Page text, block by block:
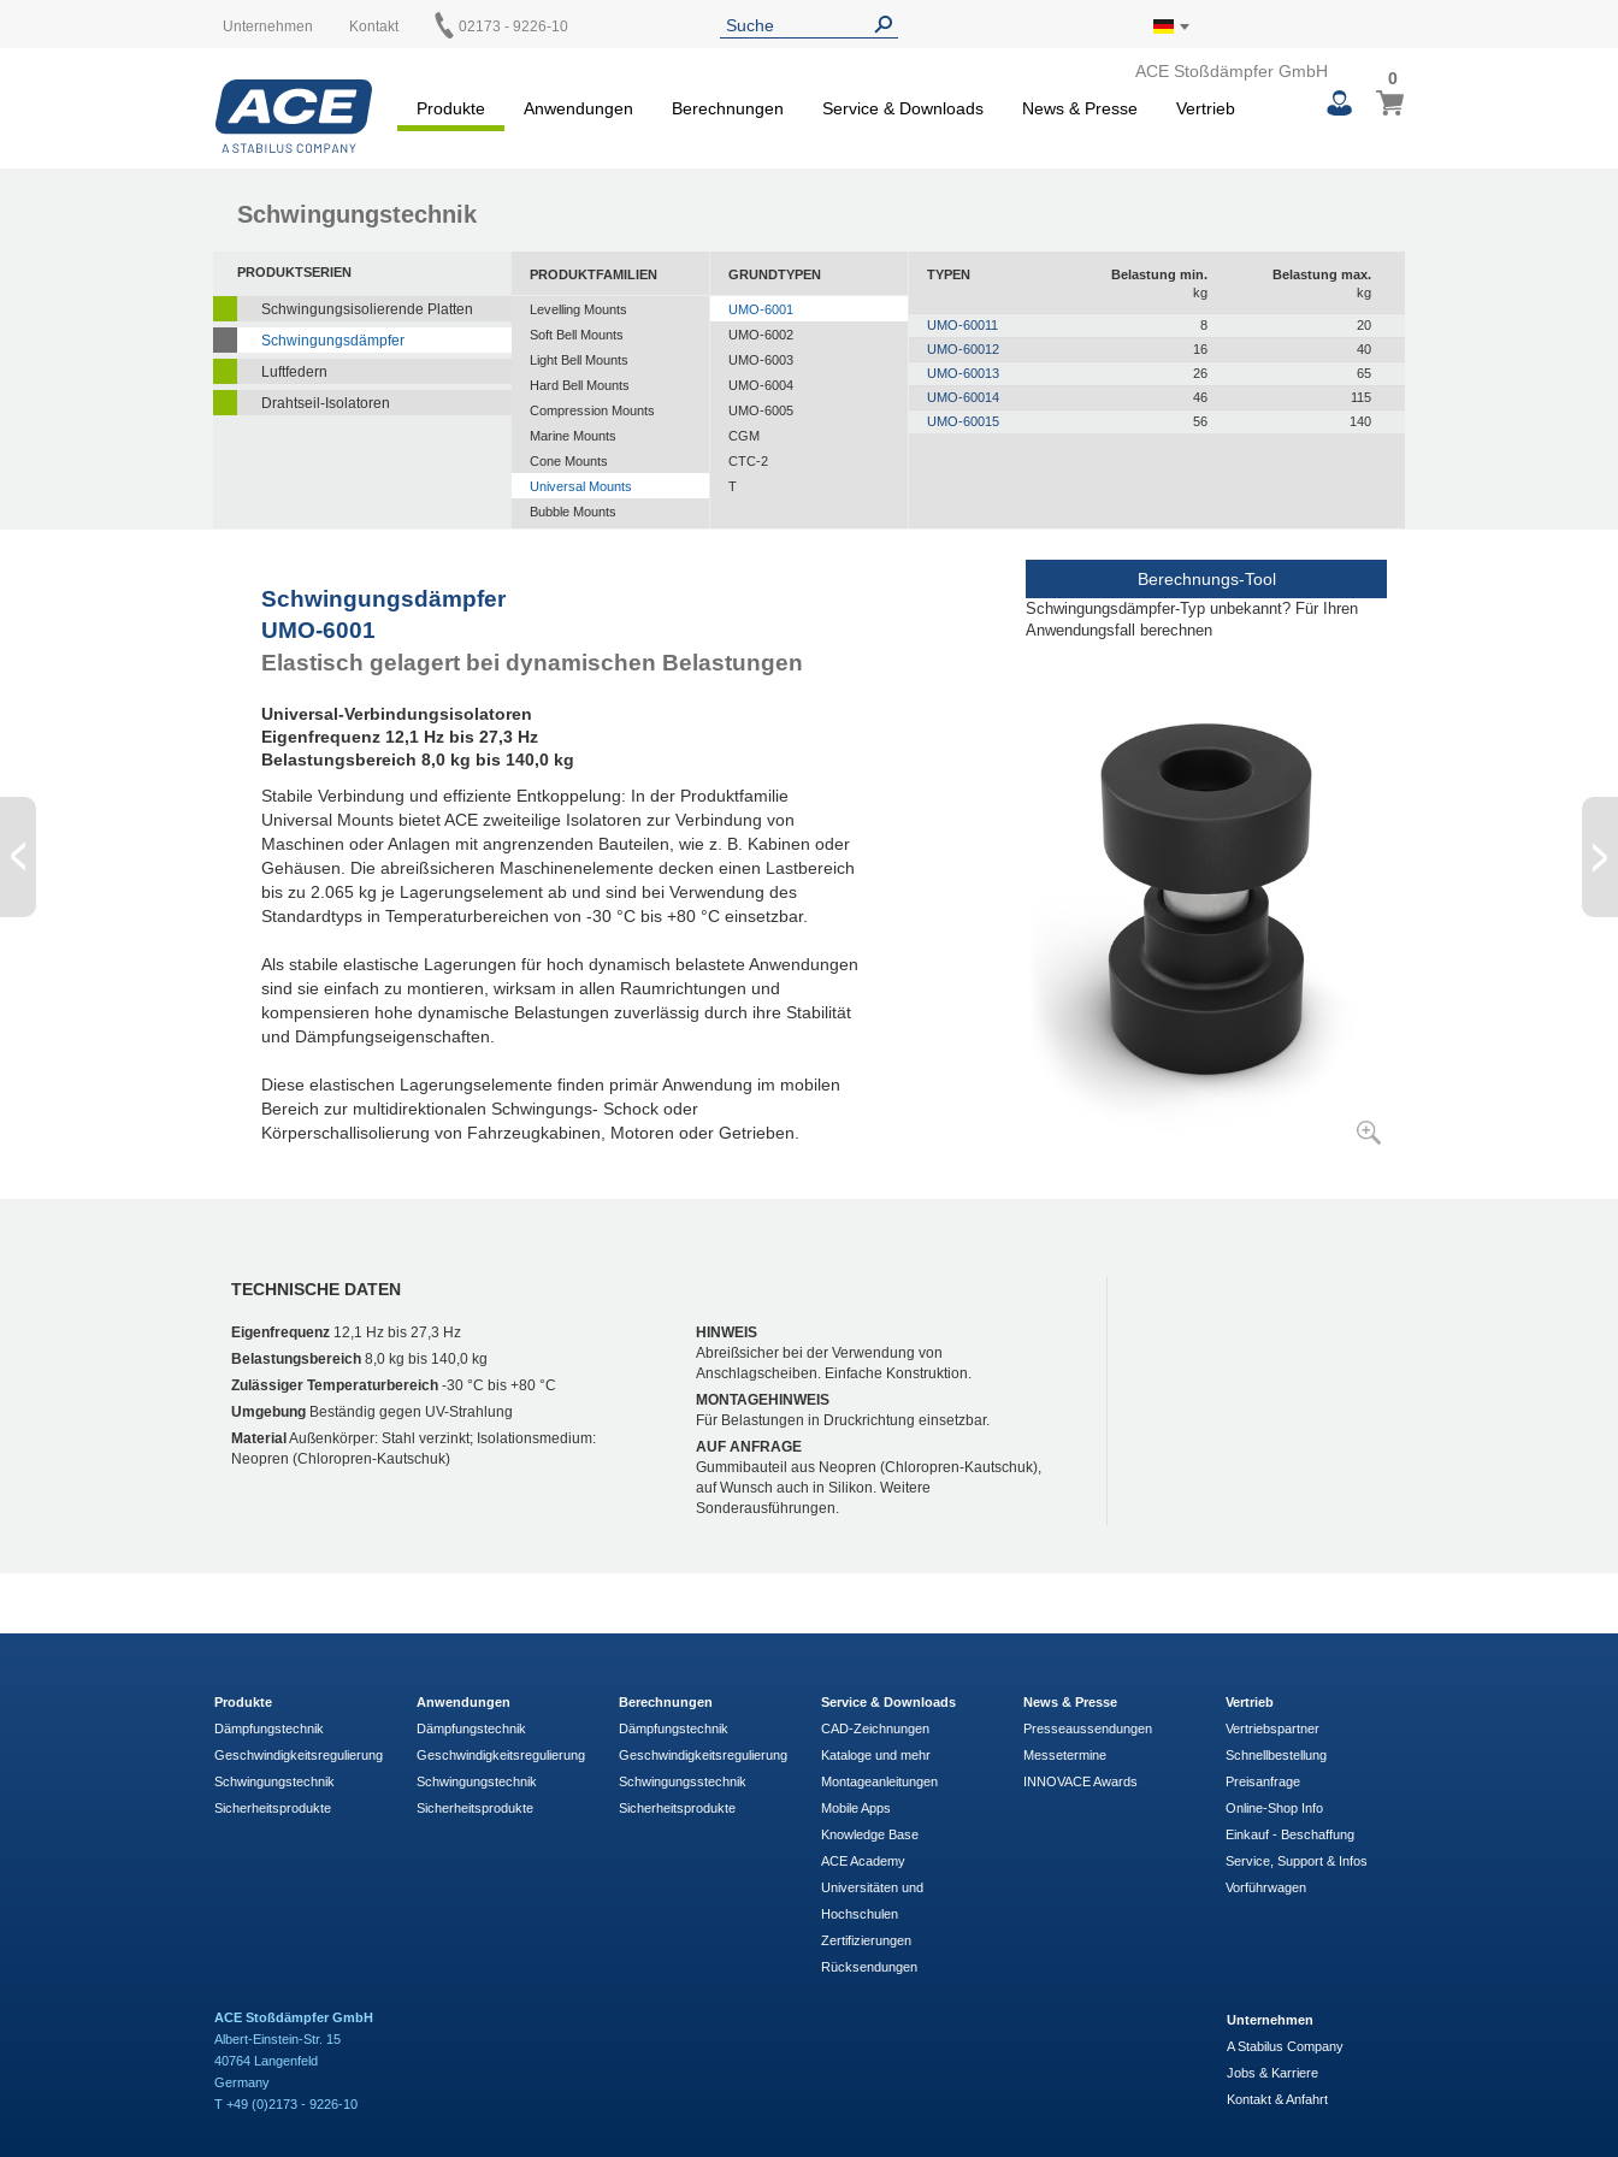
Unternehmen Kontakt 02173 - 9226-10
ACE Stoßdämpfer GmbH
Produkte
Anwendungen Berechnungen Service & Downloads News & Presse Vertrieb
0
Schwingungstechnik
PRODUKTSERIEN
Schwingungsisolierende Platten
Schwingungsdämpfer
Luftfedern
Drahtseil-Isolatoren
PRODUKTFAMILIEN
Levelling Mounts
Soft Bell Mounts
Light Bell Mounts
Hard Bell Mounts
Compression Mounts
Marine Mounts
Cone Mounts
Universal Mounts
Bubble Mounts
GRUNDTYPEN
UMO-6001
UMO-6002
UMO-6003
UMO-6004
UMO-6005
CGM
CTC-2
T
TYPEN
Belastung min.
kg
Belastung max.
kg
UMO-60011 8
20
UMO-60012
16
40
UMO-60013
26
65
UMO-60014
46
115
UMO-60015
56 140
Schwingungsdämpfer
UMO-6001
Elastisch gelagert bei dynamischen Belastungen
Universal-Verbindungsisolatoren
Eigenfrequenz 12,1 Hz bis 27,3 Hz
Belastungsbereich 8,0 kg bis 140,0 kg
Stabile Verbindung und effiziente Entkoppelung: In der Produktfamilie
Universal Mounts bietet ACE zweiteilige Isolatoren zur Verbindung von
Maschinen oder Anlagen mit angrenzenden Bauteilen, wie z. B. Kabinen oder
Gehäusen. Die abreißsicheren Maschinenelemente decken einen Lastbereich
bis zu 2.065 kg je Lagerungselement ab und sind bei Verwendung des
Standardtyps in Temperaturbereichen von -30 °C bis +80 °C einsetzbar.
Als stabile elastische Lagerungen für hoch dynamisch belastete Anwendungen
sind sie einfach zu montieren, wirksam in allen Raumrichtungen und
kompensieren hohe dynamische Belastungen zuverlässig durch ihre Stabilität
und Dämpfungseigenschaften.
Diese elastischen Lagerungselemente finden primär Anwendung im mobilen
Bereich zur multidirektionalen Schwingungs- Schock oder
Körperschallisolierung von Fahrzeugkabinen, Motoren oder Getrieben.
Berechnungs-Tool
Schwingungsdämpfer-Typ unbekannt? Für Ihren
Anwendungsfall berechnen
TECHNISCHE DATEN
Eigenfrequenz 12,1 Hz bis 27,3 Hz
Belastungsbereich 8,0 kg bis 140,0 kg
Zulässiger Temperaturbereich -30 °C bis +80 °C
Umgebung Beständig gegen UV-Strahlung
Material Außenkörper: Stahl verzinkt; Isolationsmedium:
Neopren (Chloropren-Kautschuk)
HINWEIS
Abreißsicher bei der Verwendung von
Anschlagscheiben. Einfache Konstruktion.
MONTAGEHINWEIS
Für Belastungen in Druckrichtung einsetzbar.
AUF ANFRAGE
Gummibauteil aus Neopren (Chloropren-Kautschuk),
auf Wunsch auch in Silikon. Weitere
Sonderausführungen.
Produkte
Dämpfungstechnik
Geschwindigkeitsregulierung
Schwingungstechnik
Sicherheitsprodukte
Anwendungen
Dämpfungstechnik
Geschwindigkeitsregulierung
Schwingungstechnik
Sicherheitsprodukte
Berechnungen
Dämpfungstechnik
Geschwindigkeitsregulierung
Schwingungsstechnik
Sicherheitsprodukte
Service & Downloads
CAD-Zeichnungen
Kataloge und mehr
Montageanleitungen
Mobile Apps
Knowledge Base
ACE Academy
Universitäten und
Hochschulen
Zertifizierungen
Rücksendungen
News & Presse
Presseaussendungen
Messetermine
INNOVACE Awards
Vertrieb
Vertriebspartner
Schnellbestellung
Preisanfrage
Online-Shop Info
Einkauf - Beschaffung
Service, Support & Infos
Vorführwagen
Unternehmen
A Stabilus Company
Jobs & Karriere
Kontakt & Anfahrt
ACE Stoßdämpfer GmbH
Albert-Einstein-Str. 15
40764 Langenfeld
Germany
T +49 (0)2173 - 9226-10